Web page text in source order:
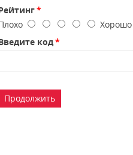
Хорошо
код
Продолжить